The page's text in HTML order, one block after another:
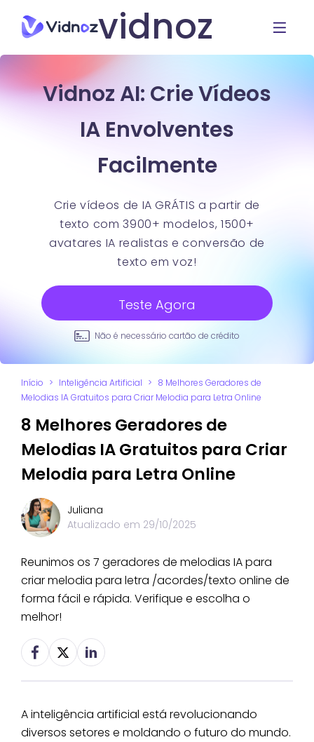
vidnoz
Vidnoz AI: Crie Vídeos
IA Envolventes
Facilmente
Crie vídeos de IA GRÁTIS a partir de
texto com 3900+ modelos, 1500+
avatares IA realistas e conversão de
texto em voz!
Teste Agora
Não é necessário cartão de crédito
Início > Inteligência Artificial > 8 Melhores Geradores de
Melodias IA Gratuitos para Criar Melodia para Letra Online
8 Melhores Geradores de
Melodias IA Gratuitos para Criar
Melodia para Letra Online
Juliana
Atualizado em 29/10/2025
Reunimos os 7 geradores de melodias IA para
criar melodia para letra /acordes/texto online de
forma fácil e rápida. Verifique e escolha o
melhor!
A inteligência artificial está revolucionando
diversos setores e moldando o futuro do mundo.